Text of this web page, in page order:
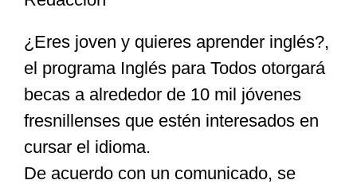
Especiales
Nacional
Opinión
¿Eres joven y quieres aprender inglés?,
el programa Inglés para Todos otorgará
becas a alrededor de 10 mil jóvenes
fresnillenses que estén interesados en
cursar el idioma.
De acuerdo con un comunicado, se